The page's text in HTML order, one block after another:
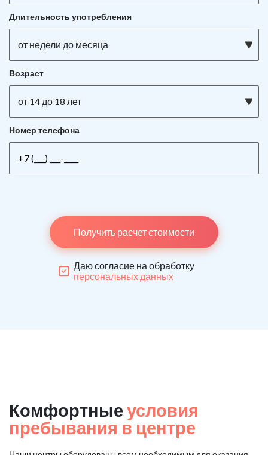
Длительность употребления
от недели до месяца
Возраст
от 14 до 18 лет
Номер телефона
Получить расчет стоимости
Даю согласие на обработку
персональных данных
Комфортные условия
пребывания в центре